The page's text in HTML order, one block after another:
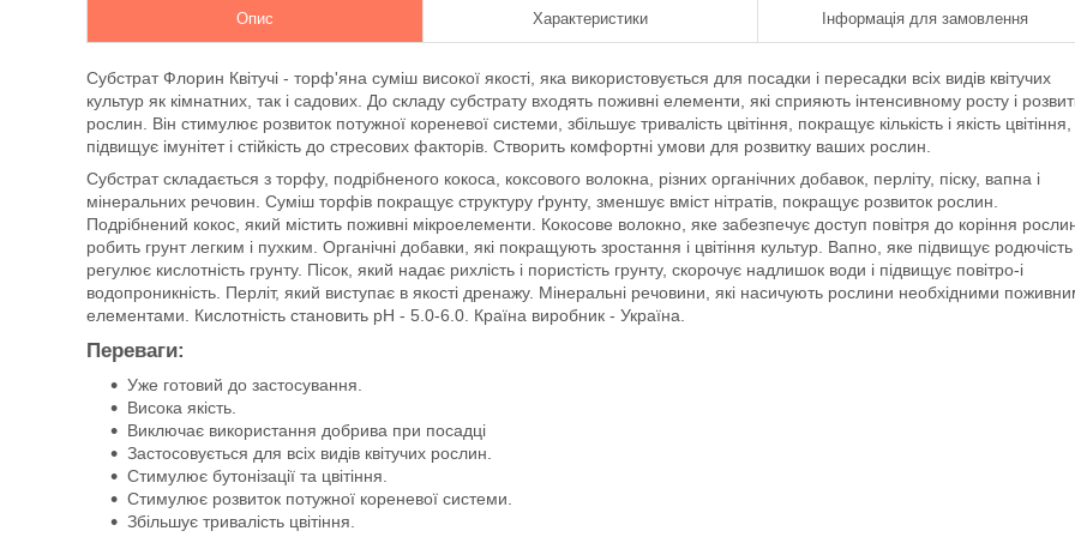
Опис Характеристики Інформація для замовлення
Субстрат Флорин Квітучі - торф'яна суміш високої якості, яка використовується для посадки і пересадки всіх видів квітучих
культур як кімнатних, так і садових. До складу субстрату входять поживні елементи, які сприяють інтенсивному росту і
рослин. Він стимулює розвиток потужної кореневої системи, збільшує тривалість цвітіння, покращує кількість і якість цвітіння,
підвищує імунітет і стійкість до стресових факторів. Створить комфортні умови для розвитку ваших рослин.
Субстрат складається з торфу, подрібненого кокоса, коксового волокна, різних органічних добавок, перліту, піску, вапна і
мінеральних речовин. Суміш торфів покращує структуру ґрунту, зменшує вміст нітратів, покращує розвиток рослин.
Подрібнений кокос, який містить поживні мікроелементи. Кокосове волокно, яке забезпечує доступ повітря до коріння
робить грунт легким і пухким. Органічні добавки, які покращують зростання і цвітіння культур. Вапно, яке підвищує родючість
регулює кислотність грунту. Пісок, який надає рихлість і пористість грунту, скорочує надлишок води і підвищує повітро-і
водопроникність. Перліт, який виступає в якості дренажу. Мінеральні речовини, які насичують рослини необхідними
елементами. Кислотність становить pH - 5.0-6.0. Країна виробник - Україна.
Переваги:
Уже готовий до застосування.
Висока якість.
Виключає використання добрива при посадці
Застосовується для всіх видів квітучих рослин.
Стимулює бутонізації та цвітіння.
Стимулює розвиток потужної кореневої системи.
Збільшує тривалість цвітіння.